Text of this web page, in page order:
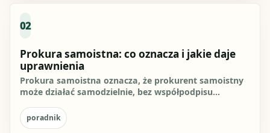
02
Prokura samoistna: co oznacza i jakie daje
uprawnienia
Prokura samoistna oznacza, że prokurent samoistny
może działać samodzielnie, bez współpodpisu
poradnik